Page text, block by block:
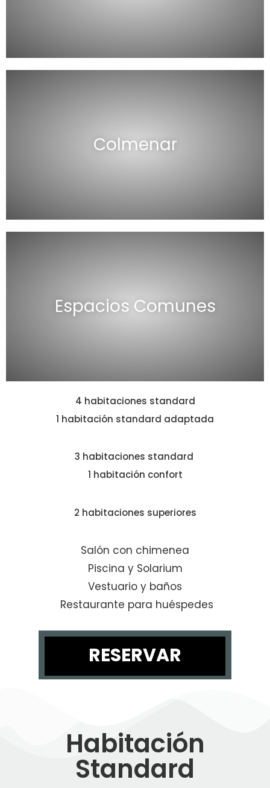
Colmenar
Espacios Comunes
4 habitaciones standard
1 habitación standard adaptada
3 habitaciones standard
1 habitación confort
2 habitaciones superiores
Salón con chimenea
Piscina y Solarium
Vestuario y baños
Restaurante para huéspedes
RESERVAR
Habitación
Standard